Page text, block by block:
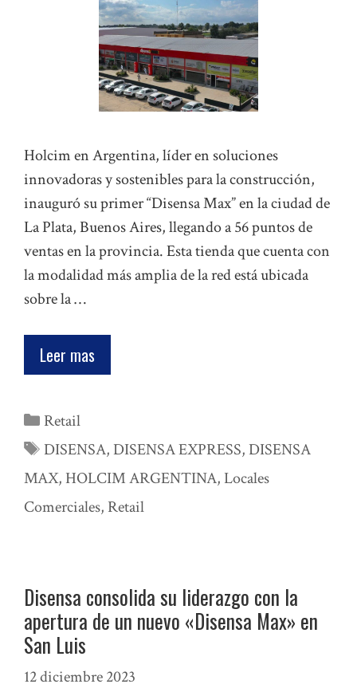
Holcim en Argentina, líder en soluciones
innovadoras y sostenibles para la construcción,
inauguró su primer “Disensa Max” en la ciudad de
La Plata, Buenos Aires, llegando a 56 puntos de
ventas en la provincia. Esta tienda que cuenta con
la modalidad más amplia de la red está ubicada
sobre la …
Leer mas
Categorías
Retail
Etiquetas
DISENSA,DISENSA EXPRESS,DISENSA
MAX, HOLCIM ARGENTINA,Locales
Comerciales, Retail
Disensa consolida su liderazgo con la
apertura de un nuevo «Disensa Max» en
San Luis
12 diciembre 2023